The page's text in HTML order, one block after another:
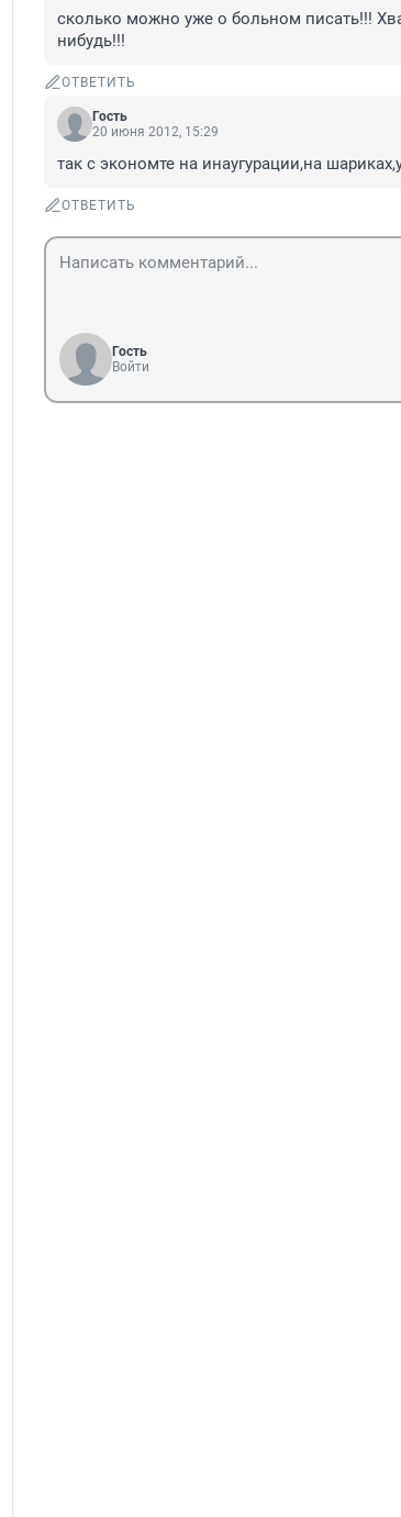
сколько можно уже о больном писать!!!
нибудь!!!
ОТВЕТИТЬ
Гость
20 июня 2012, 15:29
так с экономте на инаугурации,на
ОТВЕТИТЬ
Гость
Войти